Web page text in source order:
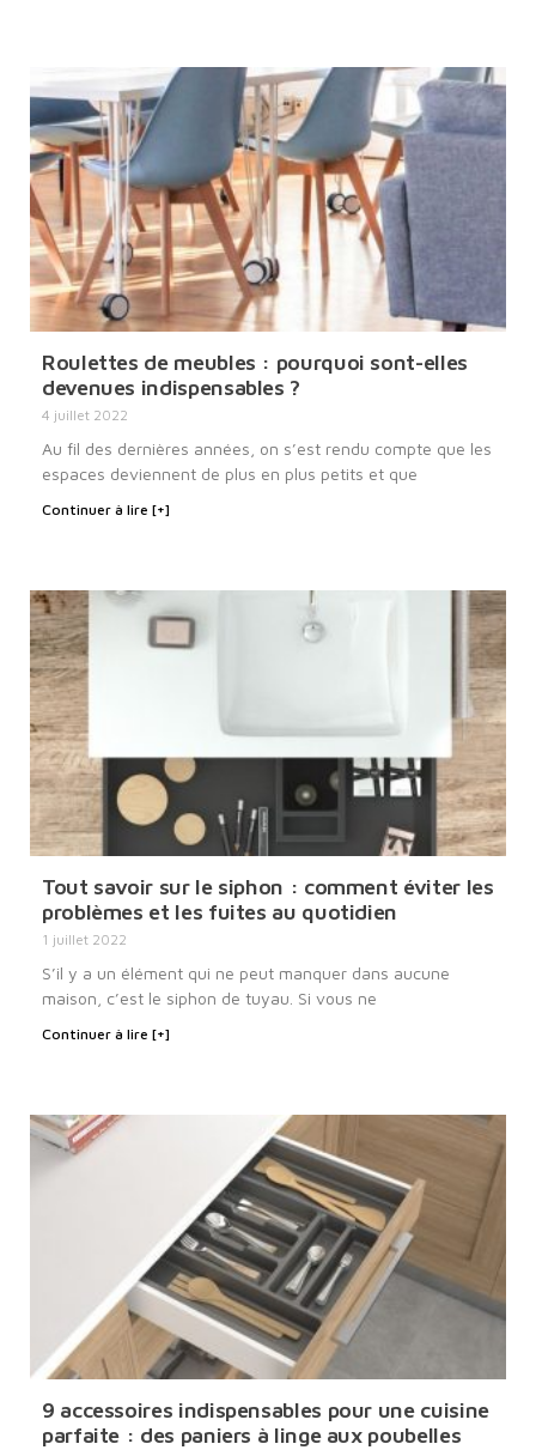
Roulettes de meubles : pourquoi sont-elles
devenues indispensables ?
4 juillet 2022
Au fil des dernières années, on s’est rendu compte que les
espaces deviennent de plus en plus petits et que
Continuer à lire [+]
Tout savoir sur le siphon : comment éviter les
problèmes et les fuites au quotidien
1 juillet 2022
S’il y a un élément qui ne peut manquer dans aucune
maison, c’est le siphon de tuyau. Si vous ne
Continuer à lire [+]
9 accessoires indispensables pour une cuisine
parfaite : des paniers à linge aux poubelles